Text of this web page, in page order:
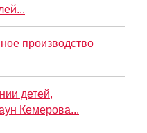
производство
детей,
Кемерова...